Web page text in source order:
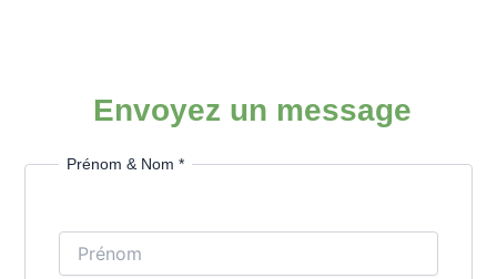
Envoyez un message
Prénom & Nom*